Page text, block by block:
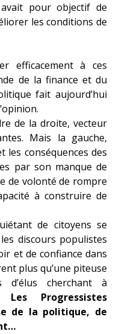
pour objectif de
les conditions de
efficacement à ces
de la finance et du
fait aujourd’hui
de la droite, vecteur
Mais la gauche,
conséquences des
par son manque de
de volonté de rompre
à construire de
de citoyens se
discours populistes
et de confiance dans
plus qu’une piteuse
d’élus cherchant à
Les Progressistes
de la politique, de